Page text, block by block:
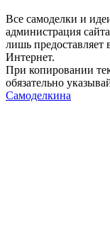
Все самоделки и
администрация
лишь предоставляет
Интернет.
При копировании
обязательно
Самоделкина